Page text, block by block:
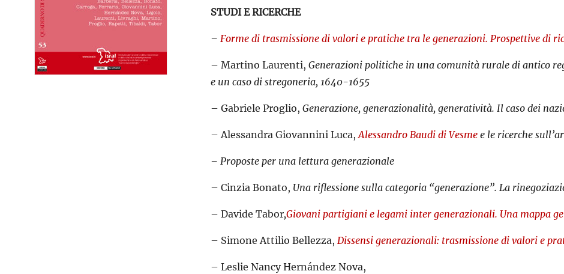
STUDI E RICERCHE
– Forme di trasmissione di valori e pratiche tra le generazioni. Prospettive di
– Martino Laurenti, Generazioni politiche in una comunità rurale di antico
e un caso di stregoneria, 1640-1655
– Gabriele Proglio, Generazione, generazionalità, generatività. Il caso dei
– Alessandra Giovannini Luca,Alessandro Baudi di Vesme e le ricerche
– Proposte per una lettura generazionale
– Cinzia Bonato, Una riflessione sulla categoria “generazione”. La
– Davide Tabor,Giovani partigiani e legami inter generazionali. Una mappa
– Simone Attilio Bellezza, Dissensi generazionali: trasmissione di valori e
– Leslie Nancy Hernández Nova,